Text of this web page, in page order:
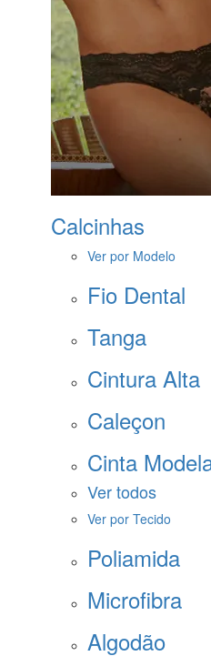
Calcinhas
Ver por Modelo
Fio Dental
Tanga
Cintura Alta
Caleçon
Cinta
Ver todos
Ver por Tecido
Poliamida
Microfibra
Algodão